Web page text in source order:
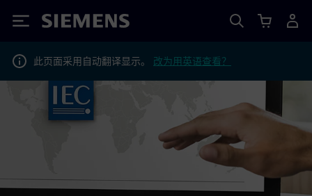
Siemens
此页面采用自动翻译显示。 改为用英语查看？